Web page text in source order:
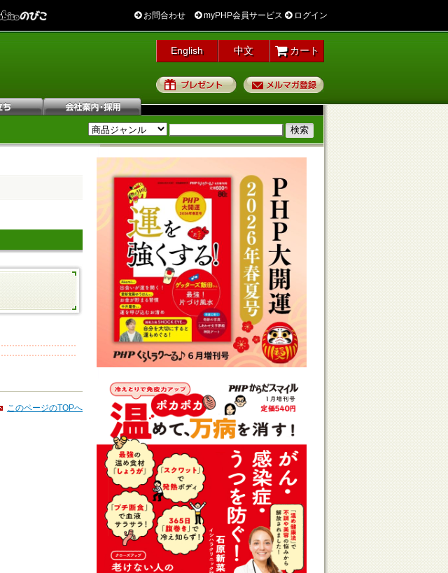
お問合わせ myPHP会員サービス ログイン
English 中文 カート
プレゼント
このページのTOPへ